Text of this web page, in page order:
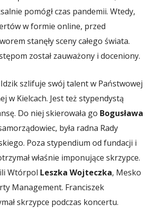
pomógł czas pandemii. Wtedy,
w formie online, przed
stanęły sceny całego świata.
został zauważony i doceniony.
szlifuje swój talent w Państwowej
w Kielcach. Jest też stypendystą
Do niej skierowała go Bogusława
była radna Rady
Poza stypendium od fundacji i
właśnie imponujące skrzypce.
Wtórpol Leszka Wojteczka, Mesko
Management. Franciszek
skrzypce podczas koncertu.